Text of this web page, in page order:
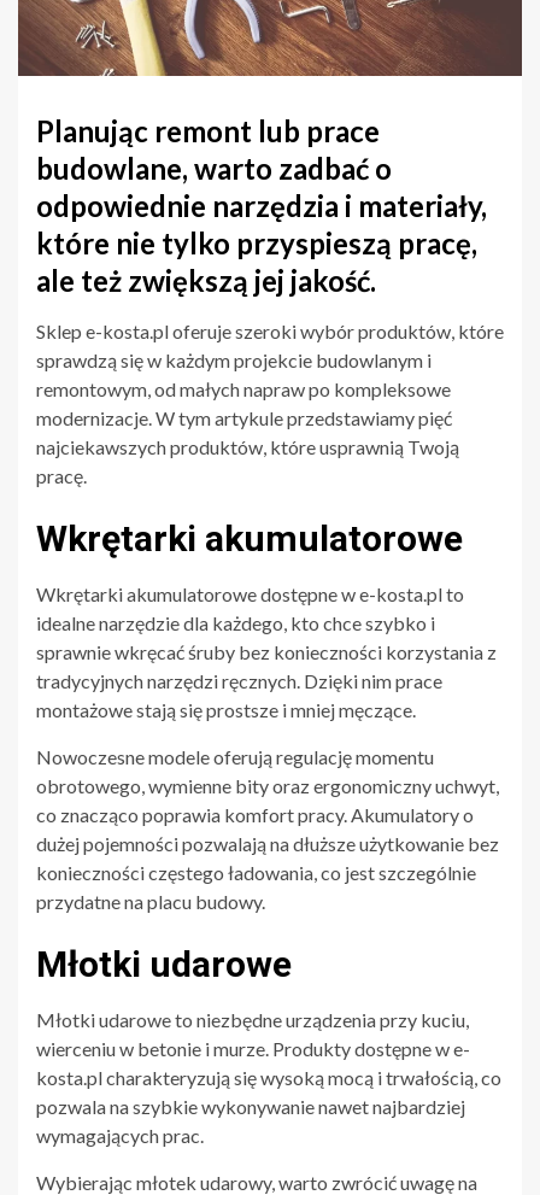
Planując remont lub prace
budowlane, warto zadbać o
odpowiednie narzędzia i materiały,
które nie tylko przyspieszą pracę,
ale też zwiększą jej jakość.
Sklep e-kosta.pl oferuje szeroki wybór produktów, które
sprawdzą się w każdym projekcie budowlanym i
remontowym, od małych napraw po kompleksowe
modernizacje. W tym artykule przedstawiamy pięć
najciekawszych produktów, które usprawnią Twoją
pracę.
Wkrętarki akumulatorowe
Wkrętarki akumulatorowe dostępne w e-kosta.pl to
idealne narzędzie dla każdego, kto chce szybko i
sprawnie wkręcać śruby bez konieczności korzystania z
tradycyjnych narzędzi ręcznych. Dzięki nim prace
montażowe stają się prostsze i mniej męczące.
Nowoczesne modele oferują regulację momentu
obrotowego, wymienne bity oraz ergonomiczny uchwyt,
co znacząco poprawia komfort pracy. Akumulatory o
dużej pojemności pozwalają na dłuższe użytkowanie bez
konieczności częstego ładowania, co jest szczególnie
przydatne na placu budowy.
Młotki udarowe
Młotki udarowe to niezbędne urządzenia przy kuciu,
wierceniu w betonie i murze. Produkty dostępne w e-
kosta.pl charakteryzują się wysoką mocą i trwałością, co
pozwala na szybkie wykonywanie nawet najbardziej
wymagających prac.
Wybierając młotek udarowy, warto zwrócić uwagę na